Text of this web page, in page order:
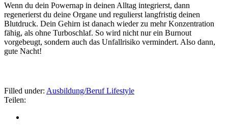
Wenn du dein Powernap in deinen Alltag integrierst, dann
regenerierst du deine Organe und regulierst langfristig deinen
Blutdruck. Dein Gehirn ist danach wieder zu mehr Konzentration
fähig, als ohne Turboschlaf. So wird nicht nur ein Burnout
vorgebeugt, sondern auch das Unfallrisiko vermindert. Also dann,
gute Nacht!
Filled under: Ausbildung/BerufLifestyle
Teilen: